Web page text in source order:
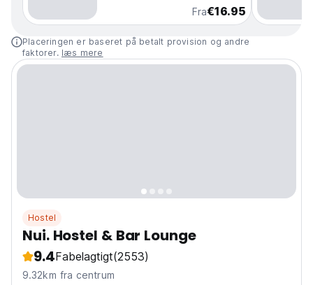
Fra€16.95
Placeringen er baseret på betalt provision og andre
faktorer. læs mere
Hostel
Nui. Hostel & Bar Lounge
9.4Fabelagtigt(2553)
9.32km fra centrum